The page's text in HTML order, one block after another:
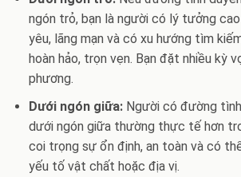
ngón trỏ, bạn là người có lý tưởng
yêu, lãng mạn và có xu hướng tìm
hoàn hảo, trọn vẹn. Bạn đặt nhiều kỳ
phương.
Dưới ngón giữa:Người có đường
dưới ngón giữa thường thực tế hơn
coi trọng sự ổn định, an toàn và có
yếu tố vật chất hoặc địa vị.